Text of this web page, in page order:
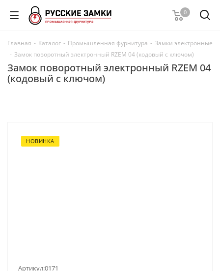
0
Главная - Каталог - Промышленная фурнитура - Замки электронные
- Замок поворотный электронный RZEM 04 (кодовый с ключом)
Замок поворотный электронный RZEM 04
(кодовый с ключом)
НОВИНКА
Артикул:0171